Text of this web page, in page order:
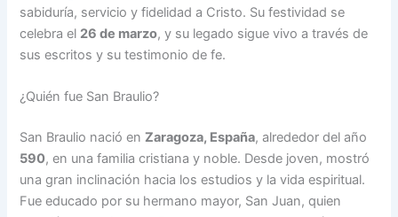
sabiduría, servicio y fidelidad a Cristo. Su festividad se
celebra el 26 de marzo, y su legado sigue vivo a través de
sus escritos y su testimonio de fe.
¿Quién fue San Braulio?
San Braulio nació enZaragoza, España, alrededor del año
590, en una familia cristiana y noble. Desde joven, mostró
una gran inclinación hacia los estudios y la vida espiritual.
Fue educado por su hermano mayor, San Juan, quien